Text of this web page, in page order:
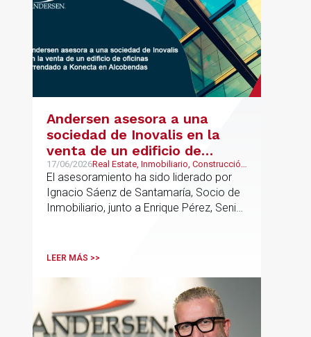
Andersen asesora a una
sociedad de Inovalis en la
venta de un edificio de
oficinas arrendado a Konecta
en Alcobendas
17/06/2026Real Estate, Inmobiliario, Construcción
y Urbanismo
El asesoramiento ha sido liderado por
Ignacio Sáenz de Santamaría, Socio de
Inmobiliario, junto a Enrique Pérez, Senior
LEER MÁS >>